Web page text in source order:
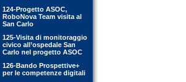
124-Progetto ASOC,
RoboNova Team visita al
San Carlo
125-Visita di monitoraggio
civico all’ospedale San
Carlo nel progetto ASOC
126-Bando Prospettive+
per le competenze digitali